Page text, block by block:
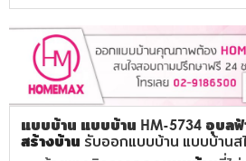
แบบบ้าน แบบบ้าน HM-5734 อุบลฟ้
สร้างบ้าน รับออกแบบบ้าน แบบบ้าน